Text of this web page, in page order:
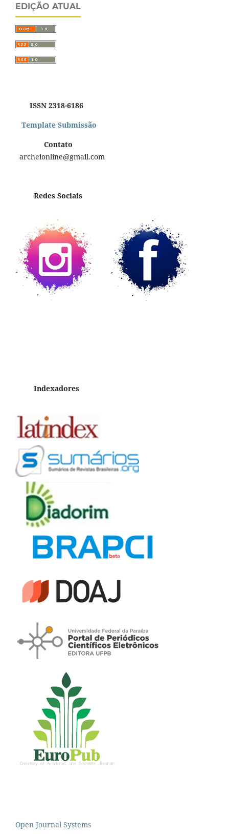
EDIÇÃO ATUAL
ISSN 2318-6186
Template Submissão
Contato
archeionline@gmail.com
Redes Sociais
Indexadores
Open Journal Systems